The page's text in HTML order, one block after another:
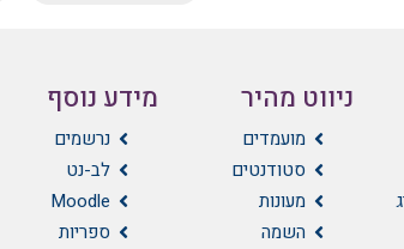
ניווט מהיר
מועמדים
סטודנטים
מעונות
השמה
מידע נוסף
נרשמים
לב-נט
Moodle
ספריות